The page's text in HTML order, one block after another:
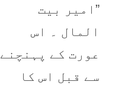
”امیر بیت
المال ۔ اس
عورت کے پہنچنے
سے قبل اس کا